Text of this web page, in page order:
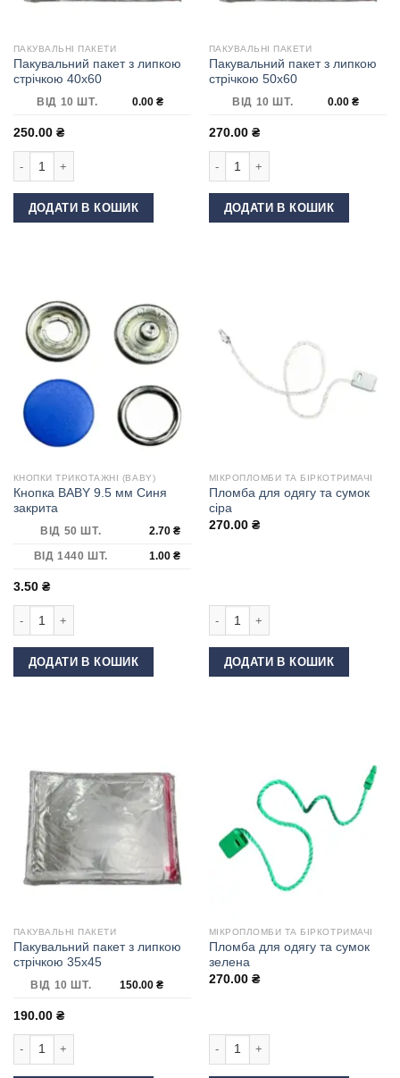
ПАКУВАЛЬНІ ПАКЕТИ
Пакувальний пакет з липкою
стрічкою 40х60
ВІД 10 ШТ. 0.00 ₴
250.00 ₴
ДОДАТИ В КОШИК
ПАКУВАЛЬНІ ПАКЕТИ
Пакувальний пакет з липкою
стрічкою 50х60
ВІД 10 ШТ. 0.00 ₴
270.00 ₴
ДОДАТИ В КОШИК
КНОПКИ ТРИКОТАЖНІ (BABY)
Кнопка BABY 9.5 мм Синя
закрита
ВІД 50 ШТ. 2.70₴
ВІД 1440 ШТ.
1.00₴
3.50 ₴
ДОДАТИ В КОШИК
МІКРОПЛОМБИ ТА БІРКОТРИМАЧІ
Пломба для одягу та сумок
сіра
270.00 ₴
ДОДАТИ В КОШИК
ПАКУВАЛЬНІ ПАКЕТИ
Пакувальний пакет з липкою
стрічкою 35х45
ВІД 10 ШТ. 150.00 ₴
190.00 ₴
Пакувальний пакет з липкою стрічкою 35х45 кількість
МІКРОПЛОМБИ ТА БІРКОТРИМАЧІ
Пломба для одягу та сумок
зелена
270.00 ₴
Пломба для одягу та сумок зелена